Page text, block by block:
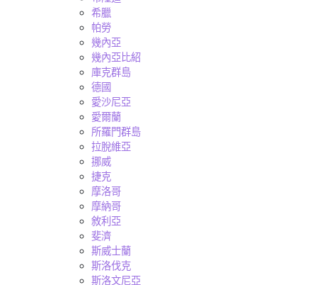
希臘
帕勞
幾內亞
幾內亞比紹
庫克群島
德國
愛沙尼亞
愛爾蘭
所羅門群島
拉脫維亞
挪威
捷克
摩洛哥
摩納哥
敘利亞
斐濟
斯威士蘭
斯洛伐克
斯洛文尼亞